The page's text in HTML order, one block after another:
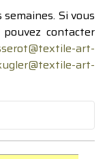
Si vous
contacter
art-
art-